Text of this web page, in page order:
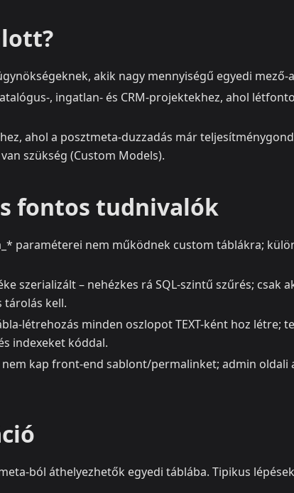
akik nagy mennyiségű egyedi
, ingatlan- és CRM-projektekhez, ahol
ahol a posztmeta-duzzadás már
szükség (Custom Models).
fontos tudnivalók
paraméterei nem működnek custom táblákra;
szerializált – nehézkes rá SQL-szintű szűrés; csak
tárolás kell.
létrehozás minden oszlopot TEXT-ként hoz létre;
indexeket kóddal.
nem kap front-end sablont/permalinket; admin oldali
ból áthelyezhetők egyedi táblába. Tipikus